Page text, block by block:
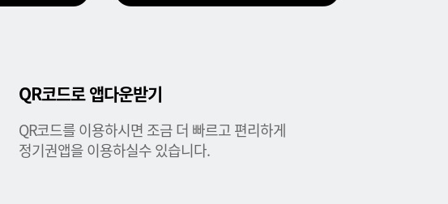
QR코드로 앱다운받기
QR코드를 이용하시면 조금 더 빠르고 편리하게
정기권앱을 이용하실수 있습니다.